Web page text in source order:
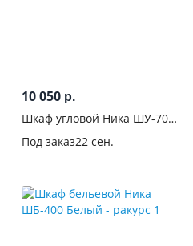
10 050 р.
Шкаф угловой Ника ШУ-701
Под заказ22 сен.